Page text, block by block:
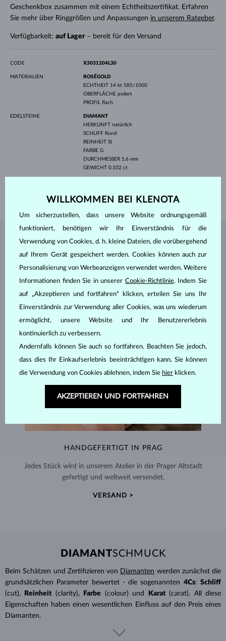
Geschenkbox zusammen mit einem Echtheitszertifikat. Erfahren
Sie mehr über Ringgrößen und Anpassungen in unserem Ratgeber.
Verfügbarkeit: auf Lager– bereit für den Versand
CODE X3031204L30
MATERIALIEN
ROSÉGOLD
ECHTHEIT 14 kt 585/1000
OBERFLÄCHE poliert
PROFIL flach
EDELSTEINE
DIAMANT
HERKUNFT natürlich
SCHLIFF Rund
REINHEIT SI
FARBE G
DURCHMESSER 1.6 mm
GEWICHT 0.102 ct
2.70 g
SCHMUCK AUS DEMKLENOTA ATELIER
HANDGEFERTIGT IN PRAG
Jedes Stück wird in unserem Atelier in der Prager Altstadt
gefertigt und weltweit versendet.
VERSAND >
DIAMANTSCHMUCK
Beim Schätzen und Zertifizieren von Diamanten werden zunächst die
grundsätzlichen Parameter bewertet - die sogenannten 4Cs: Schliff
(cut),
Reinheit (clarity), Farbe (colour) und Karat (carat). All diese
Eigenschaften haben einen wesentlichen Einfluss auf den Preis eines
Diamanten.
WILLKOMMEN BEI KLENOTA
Um sicherzustellen, dass unsere Website ordnungsgemäß
funktioniert, benötigen wir Ihr Einverständnis für die
Verwendung von Cookies, d. h. kleine Dateien, die vorübergehend
auf Ihrem Gerät gespeichert werden. Cookies können auch zur
Personalisierung von Werbeanzeigen verwendet werden. Weitere
Informationen finden Sie in unserer Cookie-Richtlinie. Indem Sie
auf „Akzeptieren und fortfahren“ klicken, erteilen Sie uns Ihr
Einverständnis zur Verwendung aller Cookies, was uns wiederum
ermöglicht, unsere Website und Ihr Benutzererlebnis
kontinuierlich zu verbessern.
Andernfalls können Sie auch so fortfahren. Beachten Sie jedoch,
dass dies Ihr Einkaufserlebnis beeinträchtigen kann. Sie können
die Verwendung von Cookies ablehnen, indem Sie hier klicken.
AKZEPTIEREN UND FORTFAHREN